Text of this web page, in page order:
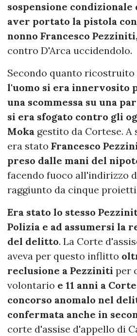
sospensione condizionale
aver portato la pistola
nonno Francesco
contro D'Arca uccidendolo.
Secondo quanto
l'uomo si era innervosito
una scommessa su una
si era sfogato contro gli
Moka gestito da Cortese. A
era stato Francesco
preso dalle mani del
facendo fuoco all'indirizzo
raggiunto da cinque
Era stato lo stesso
Polizia e ad assumersi la
del delitto. La Corte
aveva per questo inflitto
reclusione a Pezziniti per
volontario e 11 anni a
concorso anomalo nel
confermata anche in
corte d'assise d'appello di